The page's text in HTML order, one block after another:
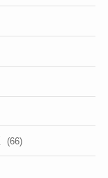
(66)